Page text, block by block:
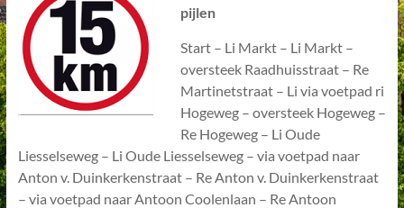
pijlen
Start – Li Markt – Li Markt –
oversteek Raadhuisstraat – Re
Martinetstraat – Li via voetpad ri
Hogeweg – oversteek Hogeweg –
Re Hogeweg – Li Oude
Liesselseweg – Li Oude Liesselseweg – via voetpad naar
Anton v. Duinkerkenstraat – Re Anton v. Duinkerkenstraat
– via voetpad naar Antoon Coolenlaan – Re Antoon